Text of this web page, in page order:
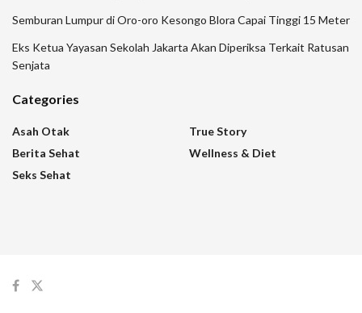
Semburan Lumpur di Oro-oro Kesongo Blora Capai Tinggi 15 Meter
Eks Ketua Yayasan Sekolah Jakarta Akan Diperiksa Terkait Ratusan
Senjata
Categories
Asah Otak
Berita Sehat
Seks Sehat
True Story
Wellness & Diet